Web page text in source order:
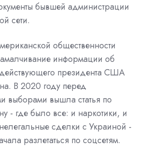
бывшей администрации
сети.
общественности
информации об
действующего президента США
В 2020 году перед
выборами вышла статья по
- где было все: и наркотики, и
сделки с Украиной -
разлетаться по соцсетям.